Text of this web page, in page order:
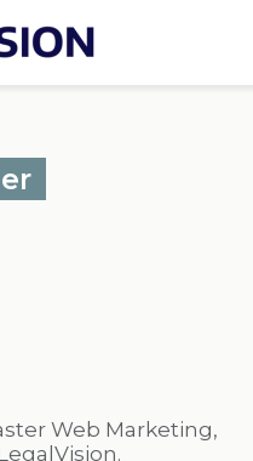
Web Marketing,